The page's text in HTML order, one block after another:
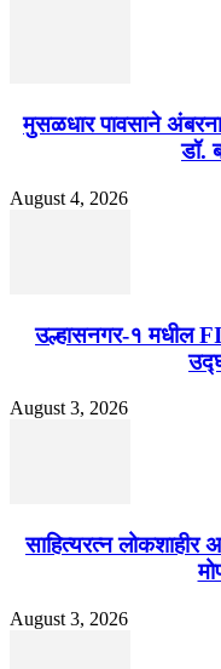
मुसळधार पावसाने
डॉ.
August 4, 2026
उल्हासनगर-१ मधील
August 3, 2026
साहित्यरत्न लोकशाहीर
August 3, 2026